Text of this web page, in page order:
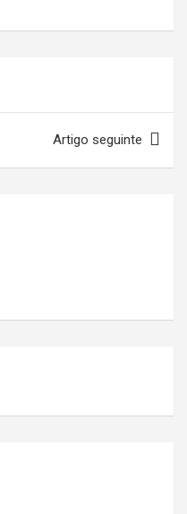
Artigo seguinte